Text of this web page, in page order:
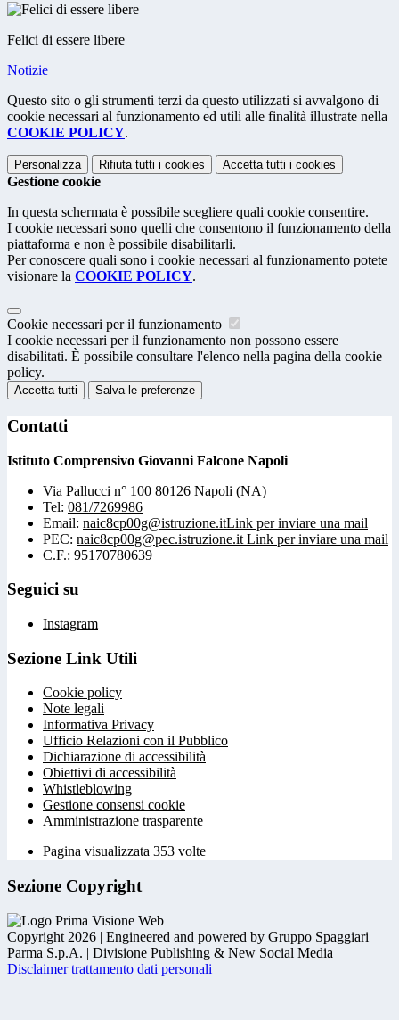
Felici di essere libere
Notizie
Questo sito o gli strumenti terzi da questo utilizzati si avvalgono di
cookie necessari al funzionamento ed utili alle finalità illustrate nella
COOKIE POLICY.
Personalizza Rifiuta tutti i cookies Accetta tutti i cookies
Gestione cookie
In questa schermata è possibile scegliere quali cookie consentire.
I cookie necessari sono quelli che consentono il funzionamento della
piattaforma e non è possibile disabilitarli.
Per conoscere quali sono i cookie necessari al funzionamento potete
visionare la COOKIE POLICY.
Cookie necessari per il funzionamento
I cookie necessari per il funzionamento non possono essere
disabilitati. È possibile consultare l'elenco nella pagina della cookie
policy.
Accetta tutti Salva le preferenze
Contatti
Istituto Comprensivo Giovanni Falcone Napoli
Via Pallucci n° 100 80126 Napoli (NA)
Tel: 081/7269986
Email: naic8cp00g@istruzione.itLink per inviare una mail
PEC: naic8cp00g@pec.istruzione.it Link per inviare una mail
C.F.: 95170780639
Seguici su
Instagram
Sezione Link Utili
Cookie policy
Note legali
Informativa Privacy
Ufficio Relazioni con il Pubblico
Dichiarazione di accessibilità
Obiettivi di accessibilità
Whistleblowing
Gestione consensi cookie
Amministrazione trasparente
Pagina visualizzata 353 volte
Sezione Copyright
Copyright 2026 | Engineered and powered by Gruppo Spaggiari
Parma S.p.A. | Divisione Publishing & New Social Media
Disclaimer trattamento dati personali